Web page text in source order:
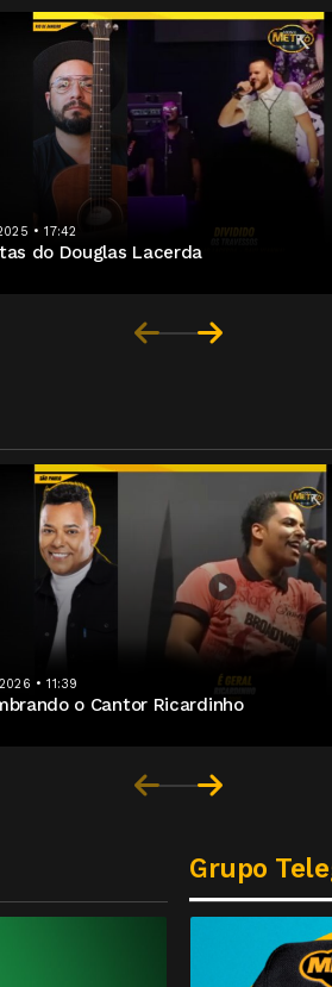
• 17:42
do Douglas Lacerda
• 11:39
o Cantor Ricardinho
Grupo